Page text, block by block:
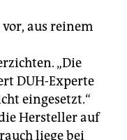
aus reinem
„Die
DUH-Experte
eingesetzt.“
Hersteller auf
liege bei